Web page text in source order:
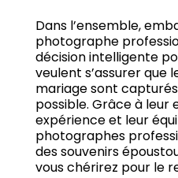
Dans l’ensemble,
photographe
décision intelligente
veulent s’assurer que
mariage sont
possible. Grâce à leur
expérience et leur
photographes
des souvenirs
vous chérirez pour le